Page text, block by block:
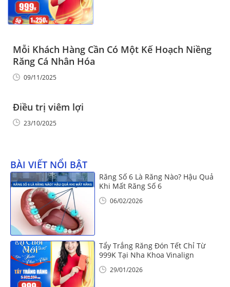
Mỗi Khách Hàng Cần Có Một Kế Hoạch Niềng
Răng Cá Nhân Hóa
09/11/2025
Điều trị viêm lợi
23/10/2025
BÀI VIẾT NỔI BẬT
Răng Số 6 Là Răng Nào? Hậu Quả
Khi Mất Răng Số 6
06/02/2026
Tẩy Trắng Răng Đón Tết Chỉ Từ
999K Tại Nha Khoa Vinalign
29/01/2026